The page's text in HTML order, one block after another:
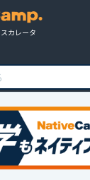
カレータ